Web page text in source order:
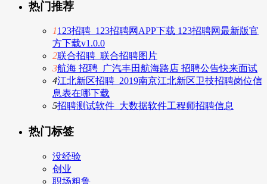
热门推荐
1123招聘_123招聘网APP下载 123招聘网最新版官
方下载v1.0.0
2联合招聘_联合招聘图片
3航海 招聘_广汽丰田航海路店 招聘公告快来面试
4江北新区招聘_2019南京江北新区卫技招聘岗位信
息表在哪下载
5招聘测试软件_大数据软件工程师招聘信息
热门标签
没经验
创业
职场粗鲁